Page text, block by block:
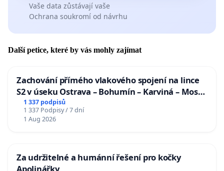
Vaše data zůstávají vaše
Ochrana soukromí od návrhu
Další petice, které by vás mohly zajímat
Zachování přímého vlakového spojení na lince
S2 v úseku Ostrava – Bohumín – Karviná – Mosty
u Jablunkova
1 337 podpisů
1 337 Podpisy / 7 dní
1 Aug 2026
Za udržitelné a humánní řešení pro kočky